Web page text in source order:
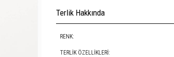
Terlik Hakkında
RENK:
TERLIK ÖZELLIKLERI: